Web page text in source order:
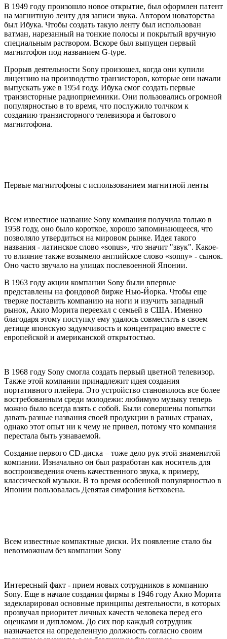
В 1949 году произошло новое открытие, был оформлен патент
на магнитную ленту для записи звука. Автором новаторства
был Ибука. Чтобы создать такую ленту был использован
ватман, нарезанный на тонкие полосы и покрытый вручную
специальным раствором. Вскоре был выпущен первый
магнитофон под названием G-type.
Прорыв деятельности Sony произошел, когда они купили
лицензию на производство транзисторов, которые они начали
выпускать уже в 1954 году. Ибука смог создать первые
транзисторные радиоприемники. Они пользовались огромной
популярностью в то время, что послужило толчком к
созданию транзисторного телевизора и бытового
магнитофона.
Первые магнитофоны с использованием магнитной ленты
Всем известное название Sony компания получила только в
1958 году, оно было короткое, хорошо запоминающееся, что
позволяло утвердиться на мировом рынке. Идея такого
названия - латинское слово «sonus», что значит "звук". Какое-
то влияние также возымело английское слово «sonny» - сынок.
Оно часто звучало на улицах послевоенной Японии.
В 1963 году акции компании Sony были впервые
представлены на фондовой бирже Нью-Йорка. Чтобы еще
тверже поставить компанию на ноги и изучить западный
рынок, Акио Морита переехал с семьей в США. Именно
благодаря этому поступку ему удалось совместить в своем
детище японскую задумчивость и концентрацию вместе с
европейской и американской открытостью.
В 1968 году Sony смогла создать первый цветной телевизор.
Также этой компании принадлежит идея создания
портативного плейера. Это устройство становилось все более
востребованным среди молодежи: любимую музыку теперь
можно было всегда взять с собой. Были совершены попытки
давать разные названия своей продукции в разных странах,
однако этот опыт ни к чему не привел, потому что компания
перестала быть узнаваемой.
Создание первого CD-диска – тоже дело рук этой знаменитой
компании. Изначально он был разработан как носитель для
воспроизведения очень качественного звука, к примеру,
классической музыки. В то время особенной популярностью в
Японии пользовалась Девятая симфония Бетховена.
Всем известные компактные диски. Их появление стало бы
невозможным без компании Sony
Интересный факт - прием новых сотрудников в компанию
Sony. Еще в начале создания фирмы в 1946 году Акио Морита
задекларировал основные принципы деятельности, в которых
прозвучал приоритет личных качеств человека перед его
оценками и дипломом. До сих пор каждый сотрудник
назначается на определенную должность согласно своим